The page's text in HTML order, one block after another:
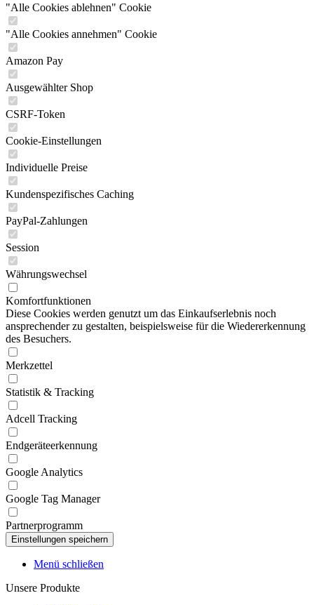
"Alle Cookies ablehnen" Cookie
"Alle Cookies annehmen" Cookie
Amazon Pay
Ausgewählter Shop
CSRF-Token
Cookie-Einstellungen
Individuelle Preise
Kundenspezifisches Caching
PayPal-Zahlungen
Session
Währungswechsel
Komfortfunktionen
Diese Cookies werden genutzt um das Einkaufserlebnis noch
ansprechender zu gestalten, beispielsweise für die Wiedererkennung
des Besuchers.
Merkzettel
Statistik & Tracking
Adcell Tracking
Endgeräteerkennung
Google Analytics
Google Tag Manager
Partnerprogramm
Menü schließen
Unsere Produkte